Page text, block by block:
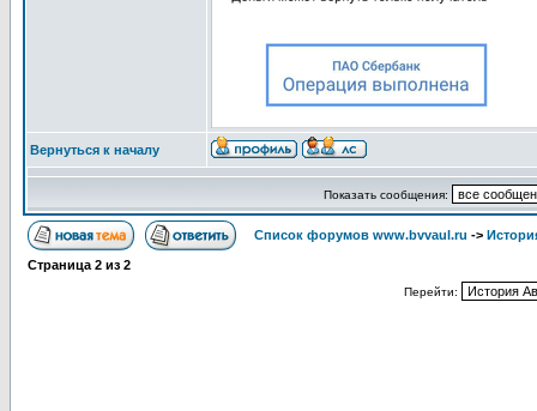
Вернуться к началу
Показать сообщения:
Список форумов www.bvvaul.ru ->
Страница 2 из 2
Перейти: